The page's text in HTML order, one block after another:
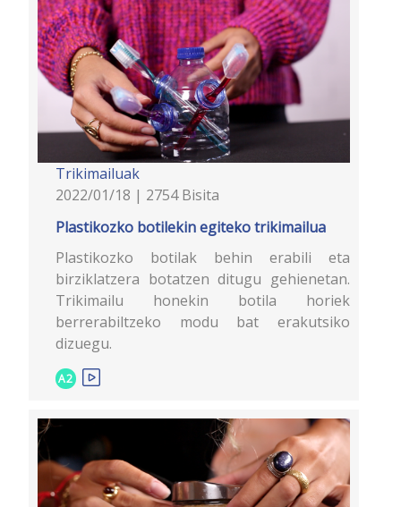
Trikimailuak
2022/01/18 | 2754 Bisita
Plastikozko botilekin egiteko trikimailua
Plastikozko botilak behin erabili eta
birziklatzera botatzen ditugu gehienetan.
Trikimailu honekin botila horiek
berrerabiltzeko modu bat erakutsiko
dizuegu.
A2